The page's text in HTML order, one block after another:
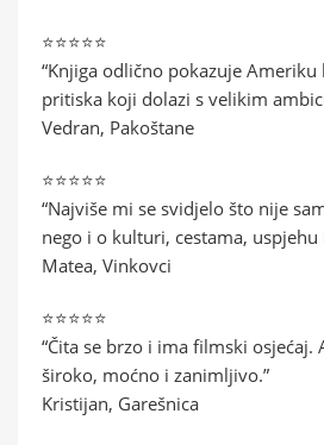
⭐⭐⭐⭐⭐
“Knjiga odlično pokazuje
pritiska koji dolazi s velikim
Vedran, Pakoštane
⭐⭐⭐⭐⭐
“Najviše mi se svidjelo što nije
nego i o kulturi, cestama, uspjehu
Matea, Vinkovci
⭐⭐⭐⭐⭐
“Čita se brzo i ima filmski osjećaj.
široko, moćno i zanimljivo.”
Kristijan, Garešnica